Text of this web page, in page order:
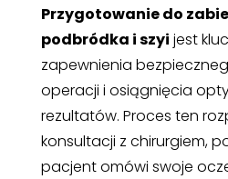
Przygotowanie do
podbródka i szyi jest
zapewnienia
operacji i osiągnięcia
rezultatów. Proces ten
konsultacji z chirurgiem,
pacjent omówi swoje